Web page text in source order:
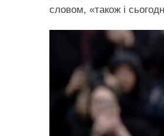
словом, «також і